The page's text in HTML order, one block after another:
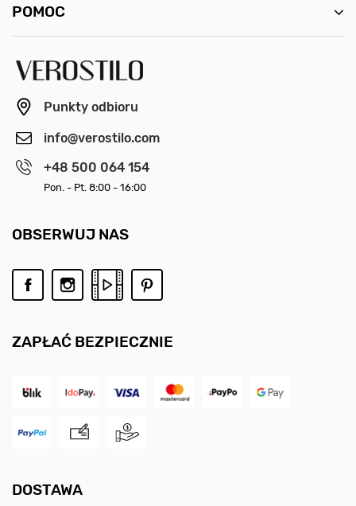
POMOC
Punkty odbioru
info@verostilo.com
+48 500 064 154
Pon. - Pt. 8:00 - 16:00
ZAPŁAĆ BEZPIECZNIE
DOSTAWA
OBSERWUJ NAS